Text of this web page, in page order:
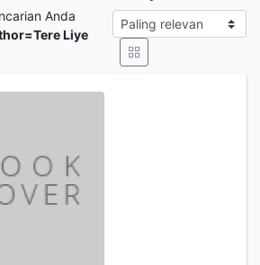
Anda
Liye